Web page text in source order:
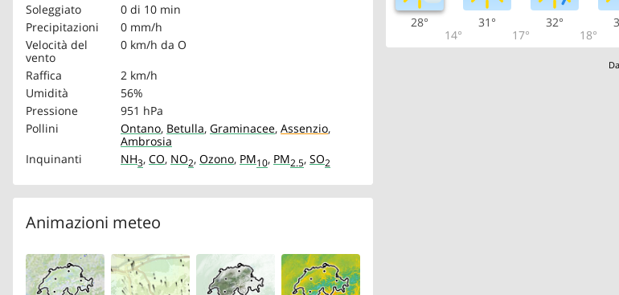
Soleggiato
0 di 10 min
Precipitazioni
0 mm/h
Velocità del
vento
0 km/h da O
Raffica
2 km/h
Umidità
56%
Pressione
951 hPa
Pollini
Ontano, Betulla, Graminacee, Assenzio,
Ambrosia
Inquinanti
NH3, CO, NO2, Ozono, PM10, PM2.5, SO2
Animazioni meteo
28°
14°
31°
17°
32°
18°